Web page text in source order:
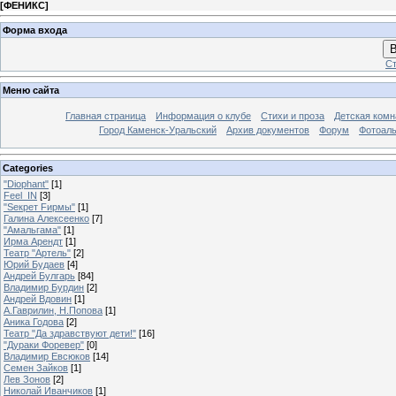
[ФЕНИКС]
Форма входа
Меню сайта
Главная страница Информация о клубе Стихи и проза
Детская
Город Каменск-Уральский
Архив документов Форум
Categories
"Diophant" [1]
Feel_IN [3]
"Sекрет Fирмы" [1]
Галина Алексеенко [7]
"Амальгама" [1]
Ирма Арендт [1]
Театр "Артель" [2]
Юрий Будаев [4]
Андрей Булгарь [84]
Владимир Бурдин [2]
Андрей Вдовин [1]
А.Гаврилин, Н.Попова [1]
Аника Годова [2]
Театр "Да здравствуют дети!" [16]
"Дураки Форевер" [0]
Владимир Евсюков [14]
Семен Зайков [1]
Лев Зонов [2]
Николай Иванчиков [1]